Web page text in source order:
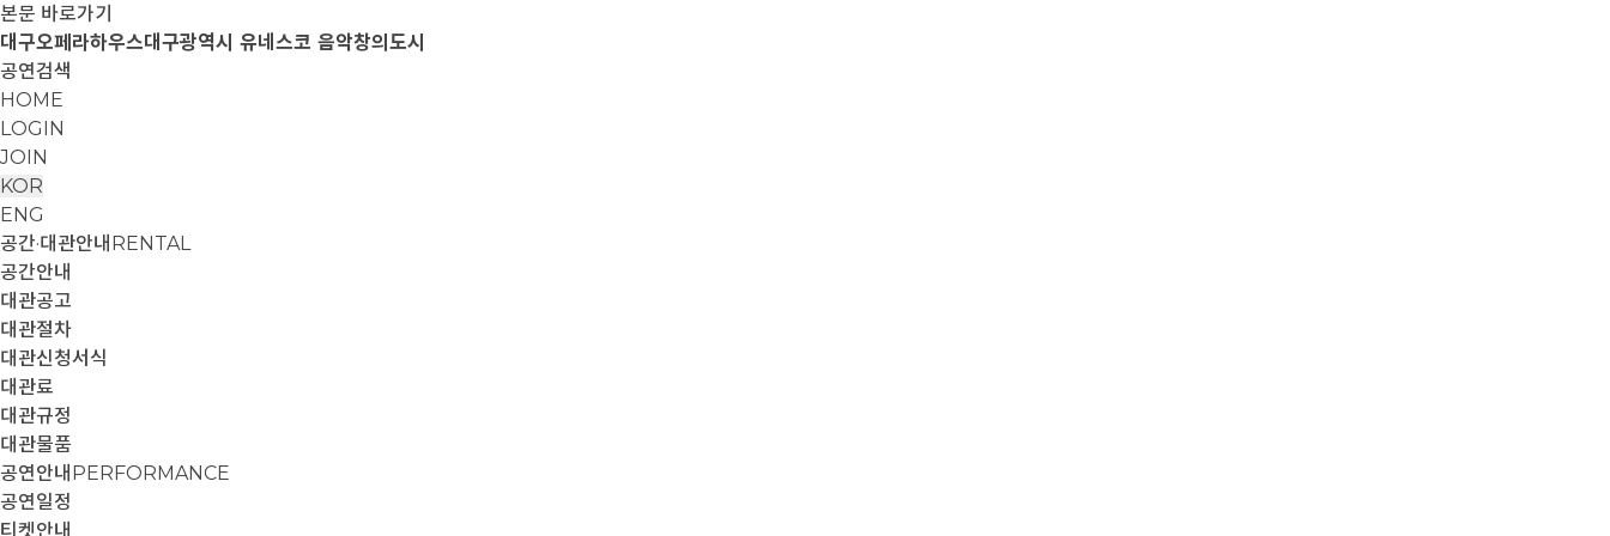
본문 바로가기
대구오페라하우스대구광역시 유네스코 음악창의도시
공연검색
HOME
LOGIN
JOIN
KOR
ENG
공간·대관안내 RENTAL
공간안내
대관공고
대관절차
대관신청서식
대관료
대관규정
대관물품
공연안내 PERFORMANCE
공연일정
티켓안내